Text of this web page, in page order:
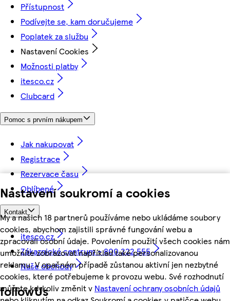
Nastavení soukromí a cookies
My a našich 18 partnerů používáme nebo ukládáme soubory
cookies, abychom zajistili správné fungování webu a
zpracovali osobní údaje. Povolením použití všech cookies nám
umožníte zobrazovat například také personalizovanou
reklamu. V opačném případě zůstanou aktivní jen nezbytné
cookies, které potřebujeme k provozu webu. Své rozhodnutí
můžete kdykoliv změnit v Nastavení ochrany osobních údajů
Přístupnost
Podívejte se, kam doručujeme
Poplatek za službu
Nastavení Cookies
Možnosti platby
itesco.cz
Clubcard
Pomoc s prvním nákupem
Jak nakupovat
Registrace
Rezervace času
Oblíbené
Kontakt
itesco.cz
Zákaznické centrum - 800 222 555
Naše obchody
followUs